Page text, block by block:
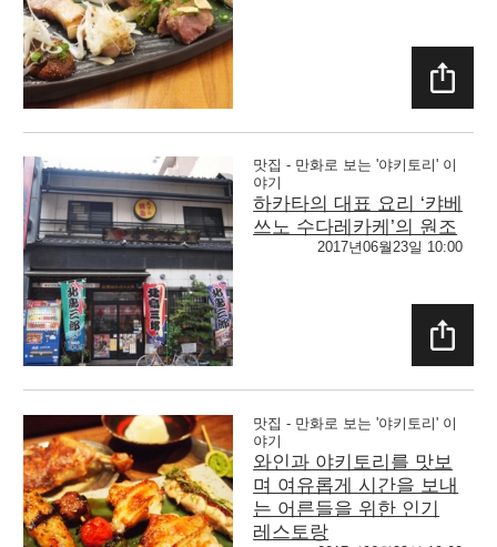
맛집 - 만화로 보는 '야키토리' 이
야기
하카타의 대표 요리 ‘캬베
쓰노 수다레카케’의 원조
2017년06월23일 10:00
맛집 - 만화로 보는 '야키토리' 이
야기
와인과 야키토리를 맛보
며 여유롭게 시간을 보내
는 어른들을 위한 인기
레스토랑